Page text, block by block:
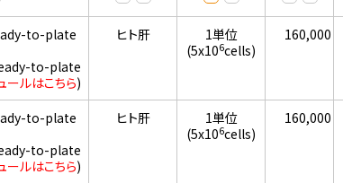
to-plate
to-plate
ールはこちら)
ヒト肝
1単位
(5x106cells)
160,000
to-plate
to-plate
ールはこちら)
ヒト肝
1単位
(5x106cells)
160,000